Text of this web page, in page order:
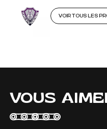
VOIR TOUS LES
VOUS